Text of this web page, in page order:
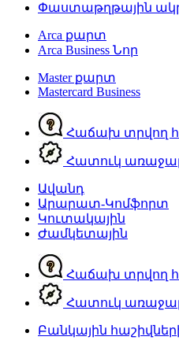
Փաստաթղթային
Arca քարտ
Arca Business Նոր
Master քարտ
Mastercard Business
Հաճախ տրվող
Հատուկ
Ավանդ
Արարատ-Կոմֆորտ
Կուտակային
Ժամկետային
Հաճախ տրվող
Հատուկ
Բանկային